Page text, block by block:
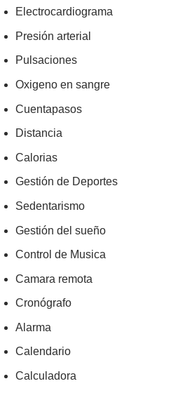
Electrocardiograma
Presión arterial
Pulsaciones
Oxigeno en sangre
Cuentapasos
Distancia
Calorias
Gestión de Deportes
Sedentarismo
Gestión del sueño
Control de Musica
Camara remota
Cronógrafo
Alarma
Calendario
Calculadora